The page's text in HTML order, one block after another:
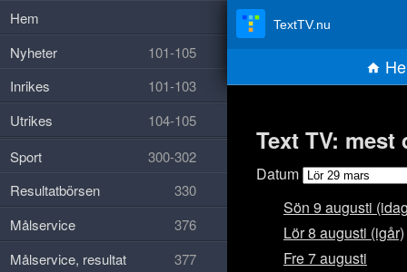
Text TV: mest
Datum
Sön 9 augusti
Lör 8 augusti (igår)
Fre 7 augusti
TextTV.nu
Hem
Nyheter
101-105
Inrikes
101-103
Utrikes
104-105
Sport
300-302
Resultatbörsen
330
Målservice
376
Målservice, resultat
377